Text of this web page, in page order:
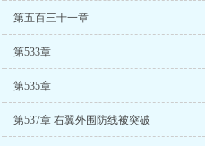
第五百三十一章
第533章
第535章
第537章 右翼外围防线被突破